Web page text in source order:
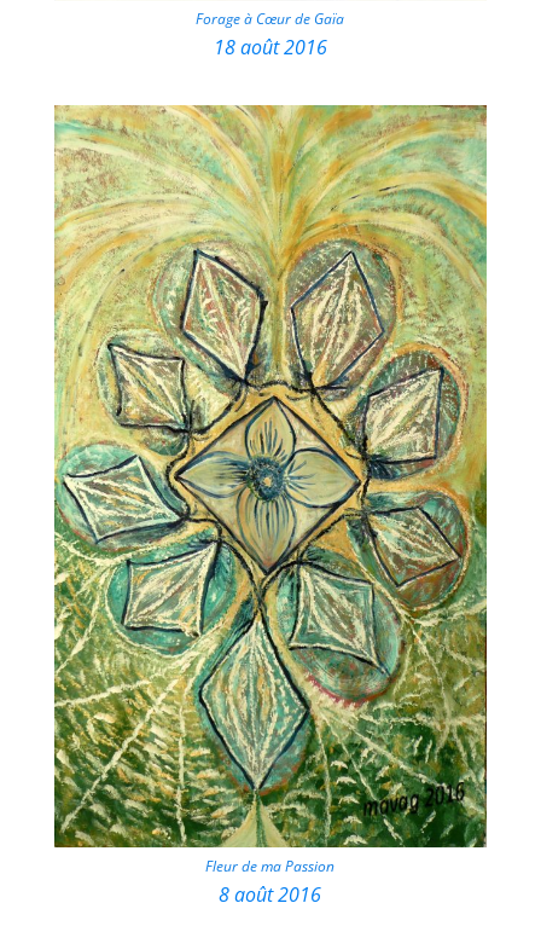
Forage à Cœur de Gaïa
18 août 2016
Fleur de ma Passion
8 août 2016